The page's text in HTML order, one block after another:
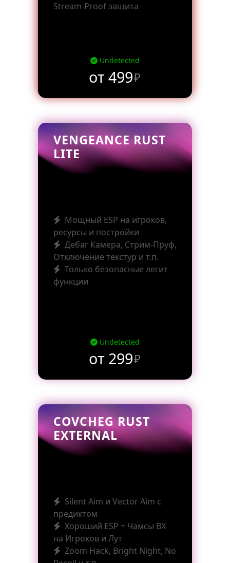
Stream-Proof защита
Undetected
от 499₽
VENGEANCE RUST
LITE
Мощный ESP на игроков,
ресурсы и постройки
Дебаг Камера, Стрим-Пруф,
Отключение текстур и т.п.
Только безопасные легит
функции
Undetected
от 299₽
COVCHEG RUST
EXTERNAL
Silent Aim и Vector Aim с
предиктом
Хороший ESP + Чамсы ВХ
на Игроков и Лут
Zoom Hack, Bright Night, No